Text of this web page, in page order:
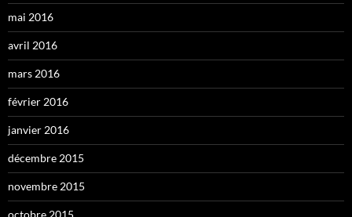
mai 2016
avril 2016
mars 2016
février 2016
janvier 2016
décembre 2015
novembre 2015